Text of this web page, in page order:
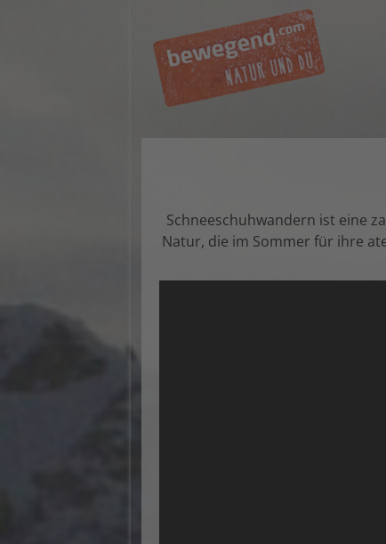
Schneeschuhwandern ist eine
Natur, die im Sommer für ihre